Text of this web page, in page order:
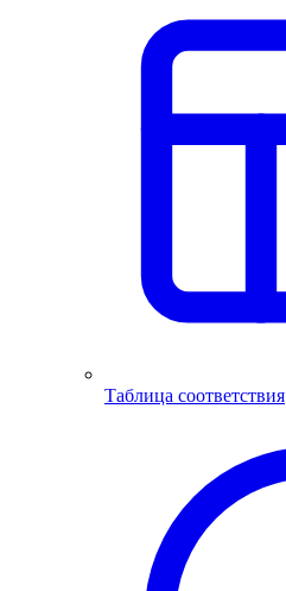
Таблица соответствия